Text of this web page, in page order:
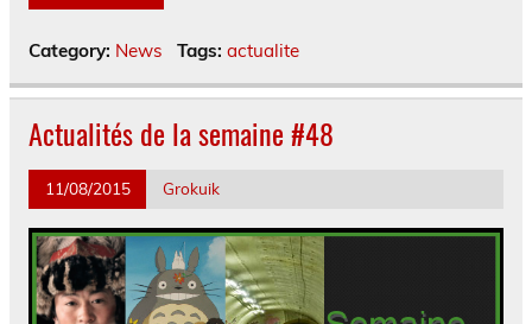
Category: News Tags: actualite
Actualités de la semaine #48
11/08/2015 Grokuik